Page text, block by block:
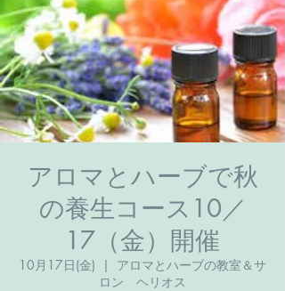
アロマとハーブで秋
の養生コース10／
17（金）開催
10月17日(金)
  |
アロマとハーブの教室＆サ
ロン ヘリオス